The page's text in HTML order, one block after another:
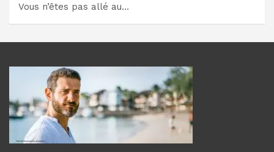
Vous n’êtes pas allé au…